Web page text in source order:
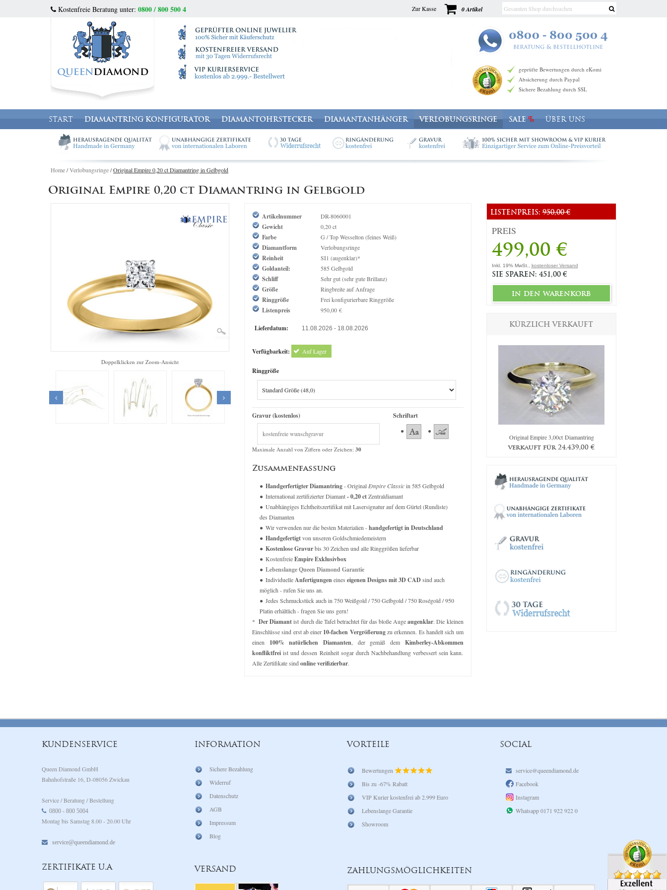
Kostenfreie Beratung unter: 0800 / 800 500 4 0 Artikel
Zur Kasse
geprüfte Bewertungen durch eKomi
Absicherung durch Paypal
Sichere Bezahlung durch SSL
START DIAMANTRING KONFIGURATOR DIAMANTOHRSTECKER DIAMANTANHÄNGER VERLOBUNGSRINGE SALE ÜBER UNS
Home/Verlobungsringe/Original Empire 0,20 ct Diamantring in Gelbgold
Original Empire 0,20 ct Diamantring in Gelbgold
Zoom
Doppelklicken zur Zoom-Ansicht
Artikelnummer DR-8060001
Gewicht 0,20 ct
Farbe G / Top Wesselton (feines Weiß)
Diamantform Verlobungsringe
Reinheit SI1 (augenklar)*
Goldanteil: 585 Gelbgold
Schliff Sehr gut (sehr gute Brillanz)
Größe Ringbreite auf Anfrage
Ringgröße Frei konfigurierbare Ringgröße
Listenpreis 950,00 €
Lieferdatum: 11.08.2026 - 18.08.2026
Verfügbarkeit: Auf Lager
Ringgröße
Gravur (kostenlos)
Maximale Anzahl von Ziffern oder Zeichen: 30
Schriftart
Zusammenfassung
Handgerfertigter Diamantring- Original Empire Classicin 585 Gelbgold
International zertifizierter Diamant- 0,20 ctZentraldiamant
Unabhängiges Echtheitszertifikat mit Lasersignatur auf dem Gürtel (Rundiste)
des Diamanten
Wir verwenden nur die besten Materialien -handgefertigt in Deutschland
Handgefertigtvon unseren Goldschmiedemeistern
Kostenlose Gravurbis 30 Zeichen und alle Ringgrößen lieferbar
KostenfreieEmpire Exklusivbox
Lebenslange Queen Diamond Garantie
IndividuelleAnfertigungeneines eigenen Designs mit 3D CADsind auch
möglich - rufen Sie uns an.
Jedes Schmuckstück auch in 750 Weißgold / 750 Gelbgold / 750 Roségold / 950
Platin erhältlich - fragen Sie uns gern!
*Der Diamantist durch die Tafel betrachtet für das bloße Augeaugenklar. Die kleinen
Einschlüsse sind erst ab einer 10-fachen Vergrößerungzu erkennen. Es handelt sich um
einen 100% natürlichen Diamanten , der gemäß dem Kimberley-Abkommen
konfliktfrei ist und dessen Reinheit sogar durch Nachbehandlung verbessert sein kann.
Alle Zertifikate sindonline verifizierbar.
LISTENPREIS:950,00 €
PREIS
499,00 €
Inkl. 19% MwSt., kostenloser Versand
SIE SPAREN: 451,00 €
in den warenkorb
KÜRZLICH VERKAUFT
The Queen Diamond 0,50ct Diamantring
verkauft für 2.719,00 €
The Great 1884 - 2,00 ct Diamantring
verkauft für
Original Empire 3,00ct Diamantring
verkauft für24.439,00 €
KUNDENSERVICE
Queen Diamond GmbH
Bahnhofstraße 16, D-08056 Zwickau
Service / Beratung / Bestellung
0800 - 800 5004
Montag bis Samstag 8.00 - 20.00 Uhr
service@queendiamond.de
ZERTIFIKATE U.A
INFORMATION
Sichere Bezahlung
Widerruf
Datenschutz
AGB
Impressum
Blog
VERSAND
VORTEILE
Bewertungen
Bis zu -67% Rabatt
VIP Kurier kostenfrei ab 2.999 Euro
Lebenslange Garantie
Showroom
ZAHLUNGSMÖGLICHKEITEN
SOCIAL
service@queendiamond.de
Facebook
Instagram
Whatsapp 0171 922 922 0